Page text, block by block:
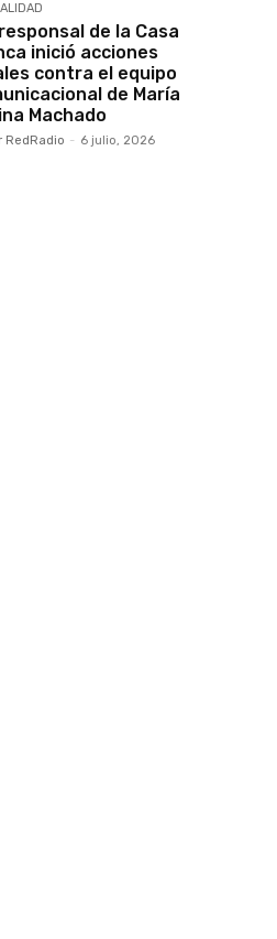
de la Casa
inició acciones
contra el equipo
de María
Machado
RedRadio - 6 julio, 2026